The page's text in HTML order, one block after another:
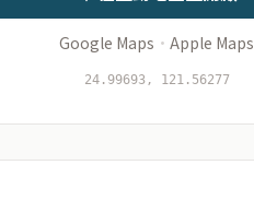
Google Maps · Apple Maps
24.99693, 121.56277